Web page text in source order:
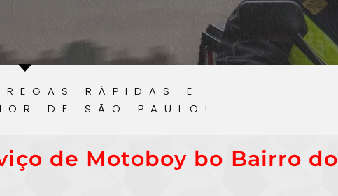
RÁPIDAS E
DE SÃO PAULO!
de Motoboy bo Bairro do